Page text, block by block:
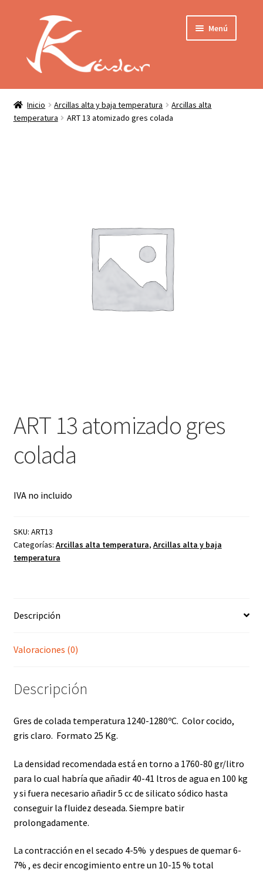
navegación
contenido
Menú
Mi cuenta
INICIO
QUIENES SOMOS
Inicio Arcillas alta y baja temperatura
Arcillas alta
temperatura
ART 13 atomizado gres colada
ART 13 atomizado gres
colada
IVA no incluido
SKU: ART13
Categorías: Arcillas alta temperatura, Arcillas alta y baja
temperatura
Descripción
Valoraciones (0)
Descripción
Gres de colada temperatura 1240-1280ºC. Color cocido,
gris claro. Formato 25 Kg.
La densidad recomendada está en torno a 1760-80 gr/litro
para lo cual habría que añadir 40-41 ltros de agua en 100 kg
y si fuera necesario añadir 5 cc de silicato sódico hasta
conseguir la fluidez deseada. Siempre batir
prolongadamente.
La contracción en el secado 4-5% y despues de quemar 6-
7% , es decir encogimiento entre un 10-15 % total